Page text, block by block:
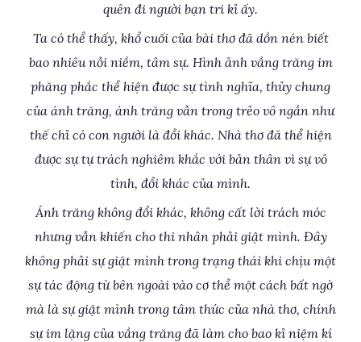
quên đi người bạn tri kỉ ấy.
Ta có thể thấy, khổ cuối của bài thơ đã dồn nén biết
bao nhiêu nỗi niềm, tâm sự. Hình ảnh vầng trăng im
phăng phắc thể hiện được sự tình nghĩa, thủy chung
của ánh trăng, ánh trăng vẫn trong trẻo vô ngần như
thế chỉ có con người là đổi khác. Nhà thơ đã thể hiện
được sự tự trách nghiêm khắc với bản thân vì sự vô
tình, đổi khác của mình.
Ánh trăng không đổi khác, không cất lời trách móc
nhưng vẫn khiến cho thi nhân phải giật mình. Đây
không phải sự giật mình trong trạng thái khi chịu một
sự tác động từ bên ngoài vào cơ thể một cách bất ngờ
mà là sự giật mình trong tâm thức của nhà thơ, chính
sự im lặng của vầng trăng đã làm cho bao kỉ niệm kí